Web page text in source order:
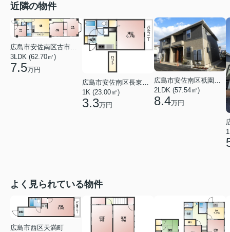
近隣の物件
3LDK (62.70㎡)
7.5万円
1K (23.00㎡)
3.3万円
2LDK (57.54㎡)
8.4万円
よく見られている物件
広島市西区天満町